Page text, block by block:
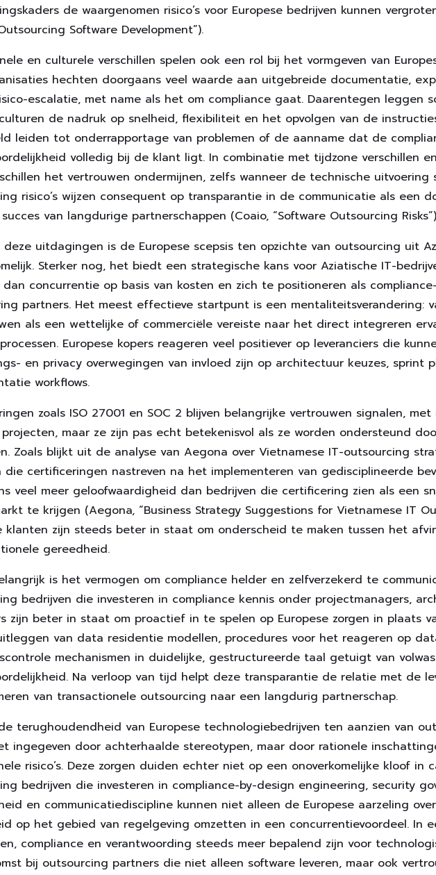
de waargenomen risico’s voor Europese bedrijven kunnen
Software Development”).
en culturele verschillen spelen ook een rol bij het vormgeven van
hechten doorgaans veel waarde aan uitgebreide documentatie,
escalatie, met name als het om compliance gaat. Daarentegen leggen
de nadruk op snelheid, flexibiliteit en het opvolgen van de
leiden tot onderrapportage van problemen of de aanname dat de
volledig bij de klant ligt. In combinatie met tijdzone verschillen
het vertrouwen ondermijnen, zelfs wanneer de technische uitvoering
risico’s wijzen consequent op transparantie in de communicatie als een
van langdurige partnerschappen (Coaio, “Software Outsourcing
deze uitdagingen is de Europese scepsis ten opzichte van outsourcing uit
Sterker nog, het biedt een strategische kans voor Aziatische IT-
concurrentie op basis van kosten en zich te positioneren als
partners. Het meest effectieve startpunt is een mentaliteitsverandering:
als een wettelijke of commerciële vereiste naar het direct integreren
Europese kopers reageren veel positiever op leveranciers die
en privacy overwegingen van invloed zijn op architectuur keuzes, sprint
workflows.
zoals ISO 27001 en SOC 2 blijven belangrijke vertrouwen signalen, met
maar ze zijn pas echt betekenisvol als ze worden ondersteund
Zoals blijkt uit de analyse van Aegona over Vietnamese IT-outsourcing
die certificeringen nastreven na het implementeren van gedisciplineerde
veel meer geloofwaardigheid dan bedrijven die certificering zien als een
te krijgen (Aegona, “Business Strategy Suggestions for Vietnamese IT
klanten zijn steeds beter in staat om onderscheid te maken tussen het
gereedheid.
is het vermogen om compliance helder en zelfverzekerd te
bedrijven die investeren in compliance kennis onder projectmanagers,
zijn beter in staat om proactief in te spelen op Europese zorgen in plaats
van data residentie modellen, procedures voor het reageren op
mechanismen in duidelijke, gestructureerde taal getuigt van
Na verloop van tijd helpt deze transparantie de relatie met de
van transactionele outsourcing naar een langdurig partnerschap.
terughoudendheid van Europese technologiebedrijven ten aanzien van
ingegeven door achterhaalde stereotypen, maar door rationele
risico’s. Deze zorgen duiden echter niet op een onoverkomelijke kloof in
bedrijven die investeren in compliance-by-design engineering, security
en communicatiediscipline kunnen niet alleen de Europese aarzeling
op het gebied van regelgeving omzetten in een concurrentievoordeel. In
compliance en verantwoording steeds meer bepalend zijn voor
bij outsourcing partners die niet alleen software leveren, maar ook